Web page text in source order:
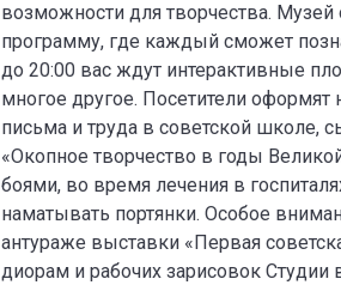
возможности для творчества.
программу, где каждый сможет
до 20:00 вас ждут интерактивные
многое другое. Посетители
письма и труда в советской школе,
«Окопное творчество в годы
боями, во время лечения в
наматывать портянки. Особое
антураже выставки «Первая
диорам и рабочих зарисовок